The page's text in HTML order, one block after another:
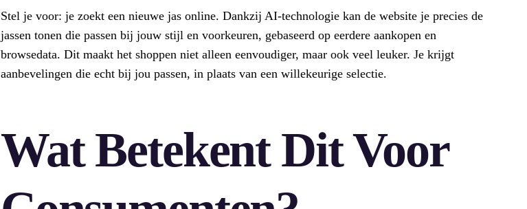
Stel je voor: je zoekt een nieuwe jas online. Dankzij AI-technologie kan de website je precies de
jassen tonen die passen bij jouw stijl en voorkeuren, gebaseerd op eerdere aankopen en
browsedata. Dit maakt het shoppen niet alleen eenvoudiger, maar ook veel leuker. Je krijgt
aanbevelingen die echt bij jou passen, in plaats van een willekeurige selectie.
Wat Betekent Dit Voor